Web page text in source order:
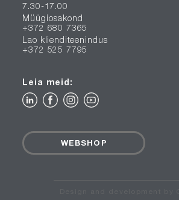
7.30-17.00
Müügiosakond
+372 680 7365
Lao klienditeenindus
+372 525 7795
Leia meid:
WEBSHOP